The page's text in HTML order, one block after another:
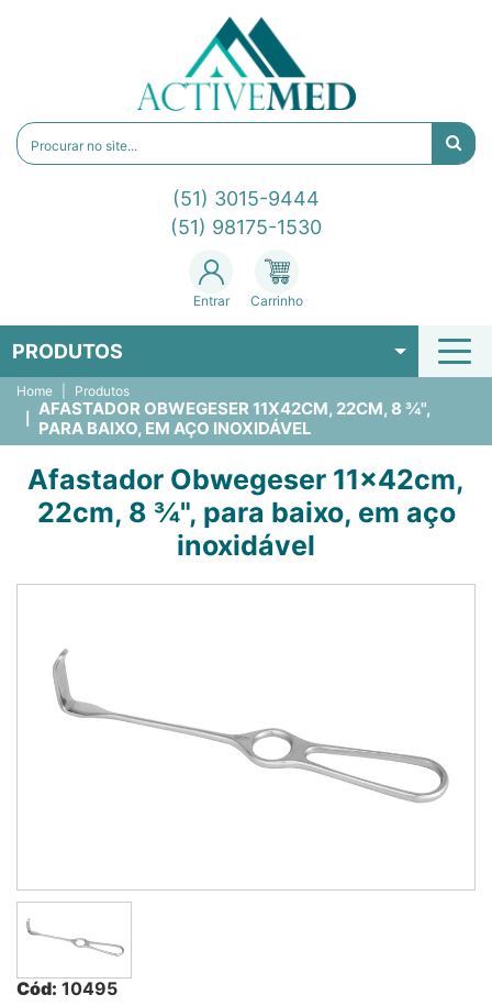
(51) 3015-9444
(51) 98175-1530
Entrar Carrinho
PRODUTOS
Home Produtos
AFASTADOR OBWEGESER 11X42CM, 22CM, 8 ¾",
PARA BAIXO, EM AÇO INOXIDÁVEL
Afastador Obwegeser 11x42cm,
22cm, 8 ¾", para baixo, em aço
inoxidável
Cód: 10495